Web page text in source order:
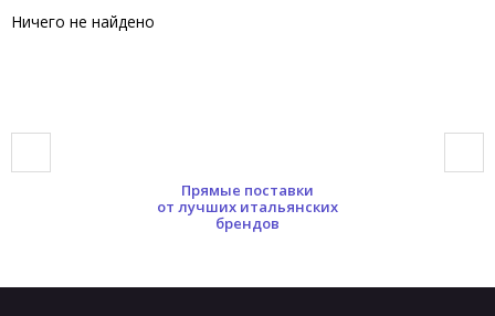
Ничего не найдено
Прямые поставки
от лучших итальянских
брендов